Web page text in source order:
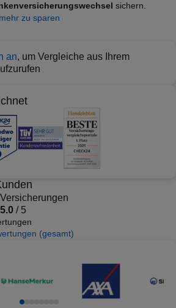
sichern.
zu sparen
an, um Vergleiche aus Ihrem
5.0 / 5
(gesamt)